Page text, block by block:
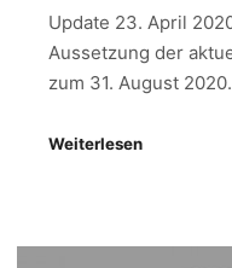
Update 23. April
Aussetzung der
zum 31. August
Weiterlesen